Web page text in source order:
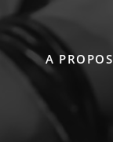
A PROPOS